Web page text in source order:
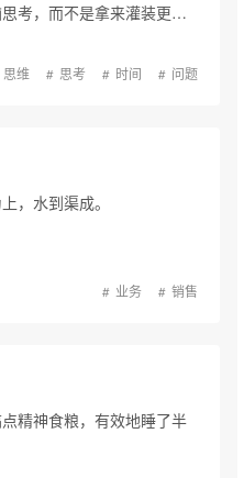
考，而不是拿来灌装更
思维 思考 时间 问题
，水到渠成。
业务 销售
精神食粮，有效地睡了半